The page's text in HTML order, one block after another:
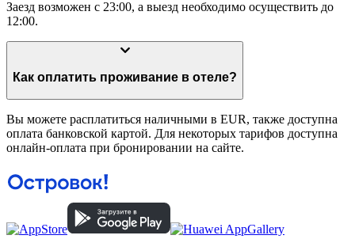
Заезд возможен с 23:00, а выезд необходимо осуществить до
12:00.
Как оплатить проживание в отеле?
Вы можете расплатиться наличными в EUR, также доступна
оплата банковской картой. Для некоторых тарифов доступна
онлайн-оплата при бронировании на сайте.